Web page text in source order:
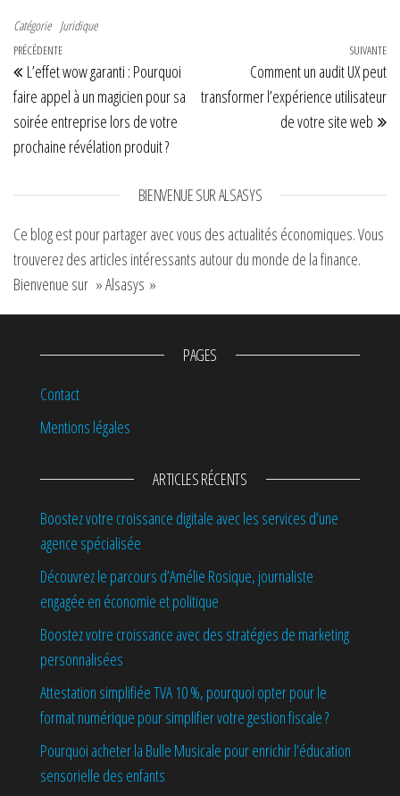
Auto en France ?
Réglementation
et pratiques
commerciales
Catégorie Juridique
Navigation de l’article
Article précédent
PRÉCÉDENTE
L’effet wow garanti : Pourquoi
faire appel à un magicien pour sa
soirée entreprise lors de votre
prochaine révélation produit ?
SUIVANTE
Comment un audit UX peut
transformer l’expérience utilisateur
de votre site web
BIENVENUE SUR ALSASYS
Ce blog est pour partager avec vous des actualités économiques. Vous
trouverez des articles intéressants autour du monde de la finance.
Bienvenue sur » Alsasys »
PAGES
Contact
Mentions légales
ARTICLES RÉCENTS
Boostez votre croissance digitale avec les services d’une
agence spécialisée
Découvrez le parcours d’Amélie Rosique, journaliste
engagée en économie et politique
Boostez votre croissance avec des stratégies de marketing
personnalisées
Attestation simplifiée TVA 10 %, pourquoi opter pour le
format numérique pour simplifier votre gestion fiscale ?
Pourquoi acheter la Bulle Musicale pour enrichir l’éducation
sensorielle des enfants